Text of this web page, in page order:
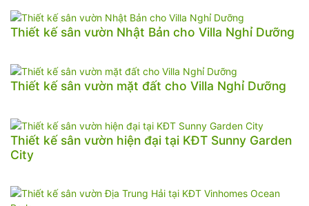
Thiết kế sân vườn Nhật Bản cho Villa Nghỉ Dưỡng
Thiết kế sân vườn mặt đất cho Villa Nghỉ Dưỡng
Thiết kế sân vườn hiện đại tại KĐT Sunny Garden
City